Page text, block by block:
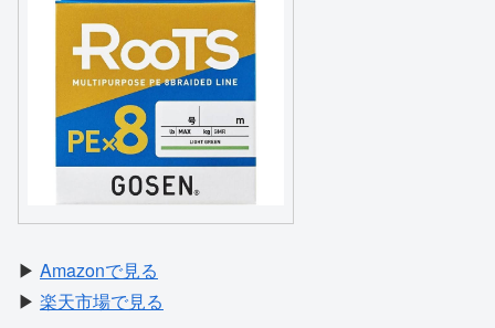
▶ Amazonで見る
▶ 楽天市場で見る